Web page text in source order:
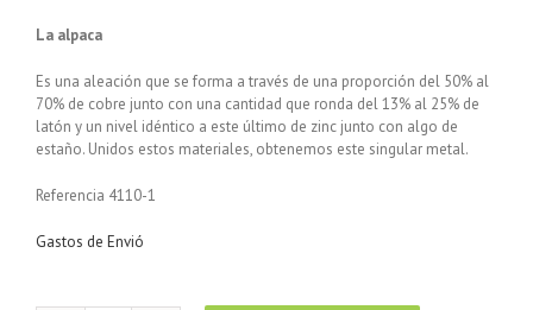
La alpaca
Es una aleación que se forma a través de una proporción del 50% al
70% de cobre junto con una cantidad que ronda del 13% al 25% de
latón y un nivel idéntico a este último de zinc junto con algo de
estaño. Unidos estos materiales, obtenemos este singular metal.
Referencia 4110-1
Gastos de Envió